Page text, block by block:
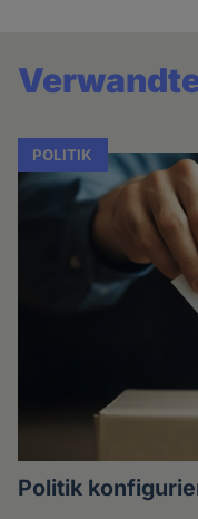
POLITIK
Politik